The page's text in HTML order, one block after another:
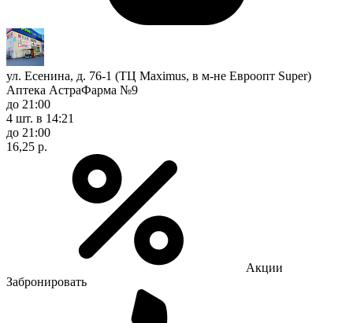
ул. Есенина, д. 76-1 (ТЦ Maximus, в м-не Евроопт Super)
Аптека АстраФарма №9
до 21:00
4 шт. в 14:21
до 21:00
16,25 р.
Акции
Забронировать